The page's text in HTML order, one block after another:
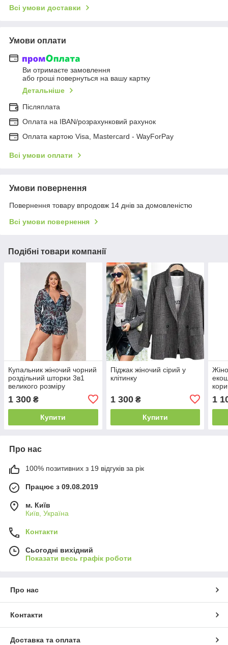
Всі умови доставки
Умови оплати
Ви отримаєте замовлення
або гроші повернуться на вашу картку
Детальніше
Післяплата
Оплата на IBAN/розрахунковий рахунок
Оплата картою Visa, Mastercard - WayForPay
Всі умови оплати
Умови повернення
Повернення товару впродовж 14 днів за домовленістю
Всі умови повернення
Подібні товари компанії
Купальник жіночий чорний
роздільний шторки 3в1
великого розміру
1 300 ₴
Купити
Піджак жіночий сірий у
клітинку
1 300₴
Купити
1
Про нас
100% позитивних з 19 відгуків за рік
Працює з 09.08.2019
м. Київ
Київ, Україна
Контакти
Сьогодні вихідний
Показати весь графік роботи
Про нас
Контакти
Доставка та оплата